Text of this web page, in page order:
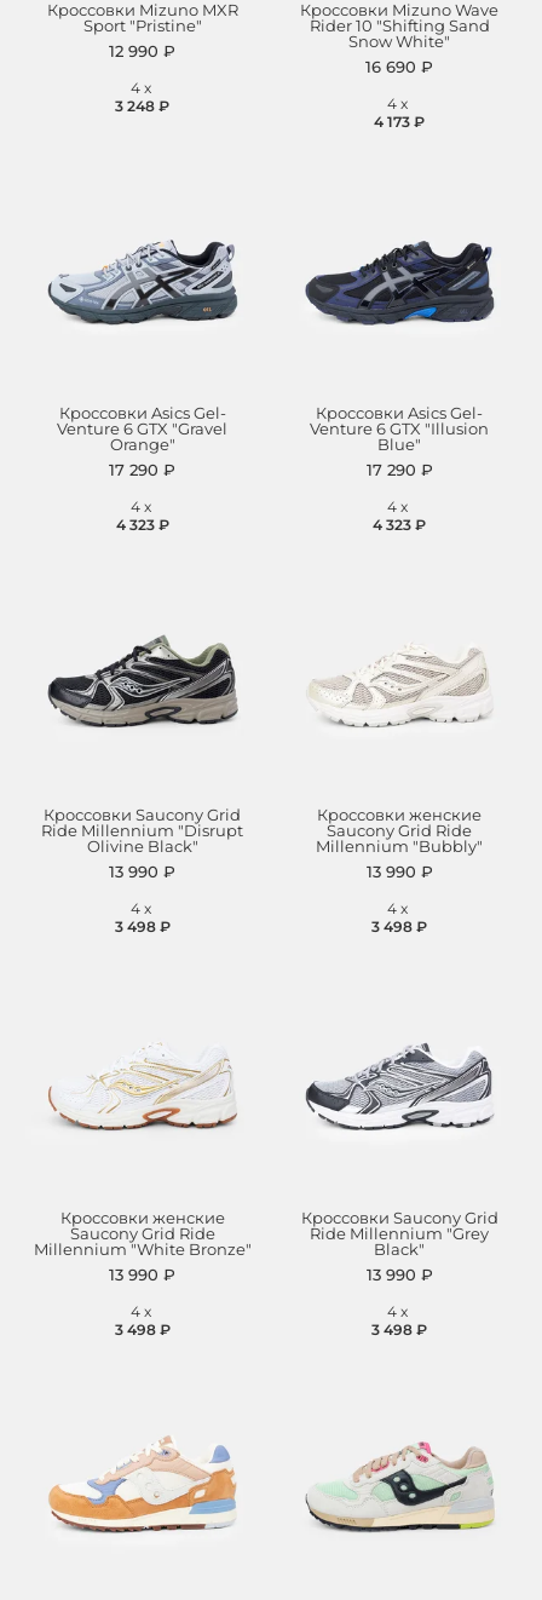
Кроссовки Mizuno MXR
Sport "Pristine"
12 990 ₽
4x
3 248 ₽
Кроссовки Mizuno Wave
Rider 10 "Shifting Sand
Snow White"
16 690 ₽
4 x
4 173 ₽
Кроссовки Asics Gel-
Venture 6 GTX "Gravel
Orange"
17 290 ₽
4x
4 323 ₽
Кроссовки Asics Gel-
Venture 6 GTX "Illusion
Blue"
17 290 ₽
4 x
4 323 ₽
Кроссовки Saucony Grid
Ride Millennium "Disrupt
Olivine Black"
13 990 ₽
4x
3 498 ₽
Кроссовки женские
Saucony Grid Ride
Millennium "Bubbly"
13 990 ₽
4 x
3 498 ₽
Кроссовки женские
Saucony Grid Ride
Millennium "White Bronze"
13 990 ₽
4x
3 498 ₽
Кроссовки Saucony Grid
Ride Millennium "Grey
Black"
13 990 ₽
4 x
3 498 ₽